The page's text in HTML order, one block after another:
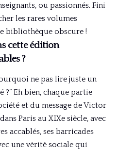
ou passionnés. Fini
les rares volumes
bibliothèque obscure !
cette édition
?
ne pas lire juste un
?” Eh bien, chaque partie
et du message de Victor
Paris au XIXe siècle, avec
accablés, ses barricades
une vérité sociale qui